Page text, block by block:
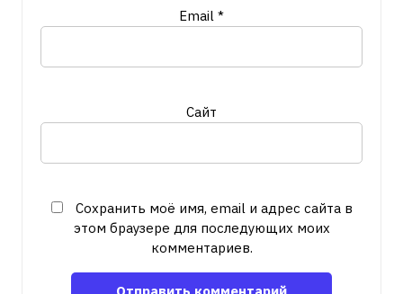
Email *
Сайт
Сохранить моё имя, email и адрес сайта в
этом браузере для последующих моих
комментариев.